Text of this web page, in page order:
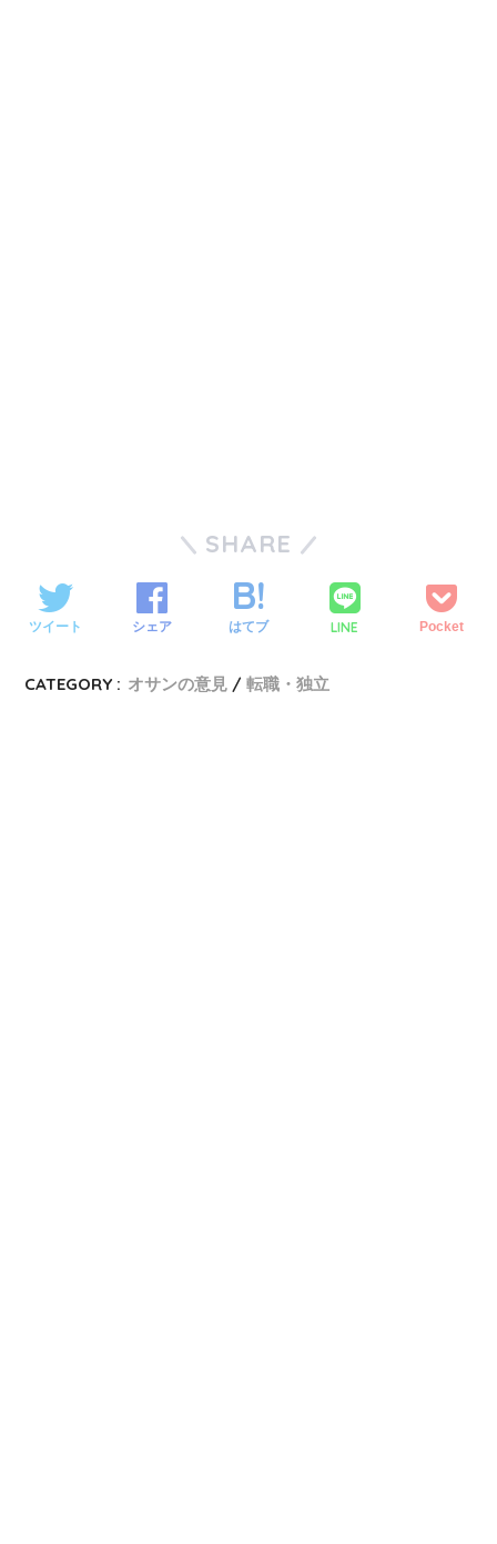
SHARE
ツイート シェア はてブ LINE Pocket
CATEGORY : オサンの意見 転職・独立